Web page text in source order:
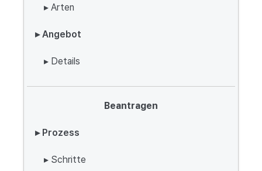
▸ Arten
▸ Angebot
▸ Details
Beantragen
▸ Prozess
▸ Schritte